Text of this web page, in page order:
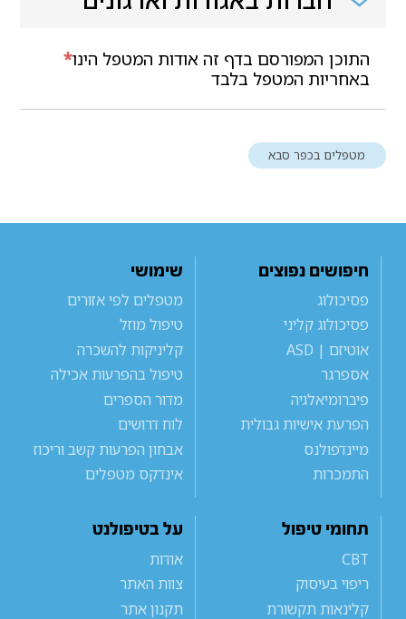
*התוכן המפורסם בדף זה אודות המטפל הינו
באחריות המטפל בלבד
מטפלים בכפר סבא
חיפושים נפוצים
פסיכולוג
פסיכולוג קליני
אוטיזם | ASD
אספרגר
פיברומיאלגיה
הפרעת אישיות גבולית
מיינדפולנס
התמכרות
שימושי
מטפלים לפי אזורים
טיפול מוזל
קליניקות להשכרה
טיפול בהפרעות אכילה
מדור הספרים
לוח דרושים
אבחון הפרעות קשב וריכוז
אינדקס מטפלים
תחומי טיפול
CBT
ריפוי בעיסוק
קלינאות תקשורת
על בטיפולנט
אודות
צוות האתר
תקנון אתר